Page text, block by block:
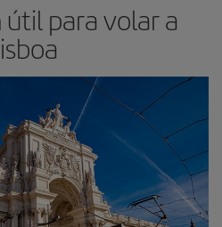
para volar a